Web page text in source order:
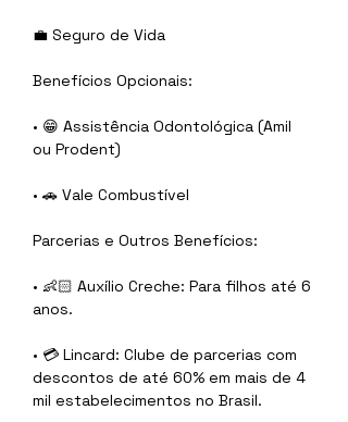
💼 Seguro de Vida
Benefícios Opcionais:
• 😁 Assistência Odontológica (Amil
ou Prodent)
• 🚗 Vale Combustível
Parcerias e Outros Benefícios:
• 👶🏻 Auxílio Creche: Para filhos até 6
anos.
• 💳 Lincard: Clube de parcerias com
descontos de até 60% em mais de 4
mil estabelecimentos no Brasil.